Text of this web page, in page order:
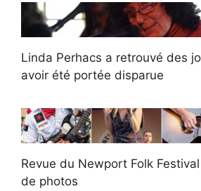
Linda Perhacs a retrouvé des
avoir été portée disparue
Revue du Newport Folk
de photos